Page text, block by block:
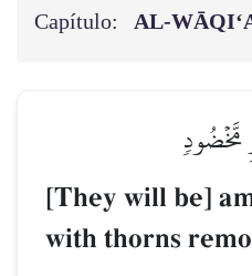
Capítulo:
[They will be]
with thorns